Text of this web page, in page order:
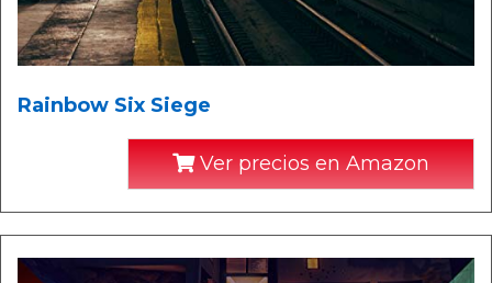
Rainbow Six Siege
Ver precios en Amazon